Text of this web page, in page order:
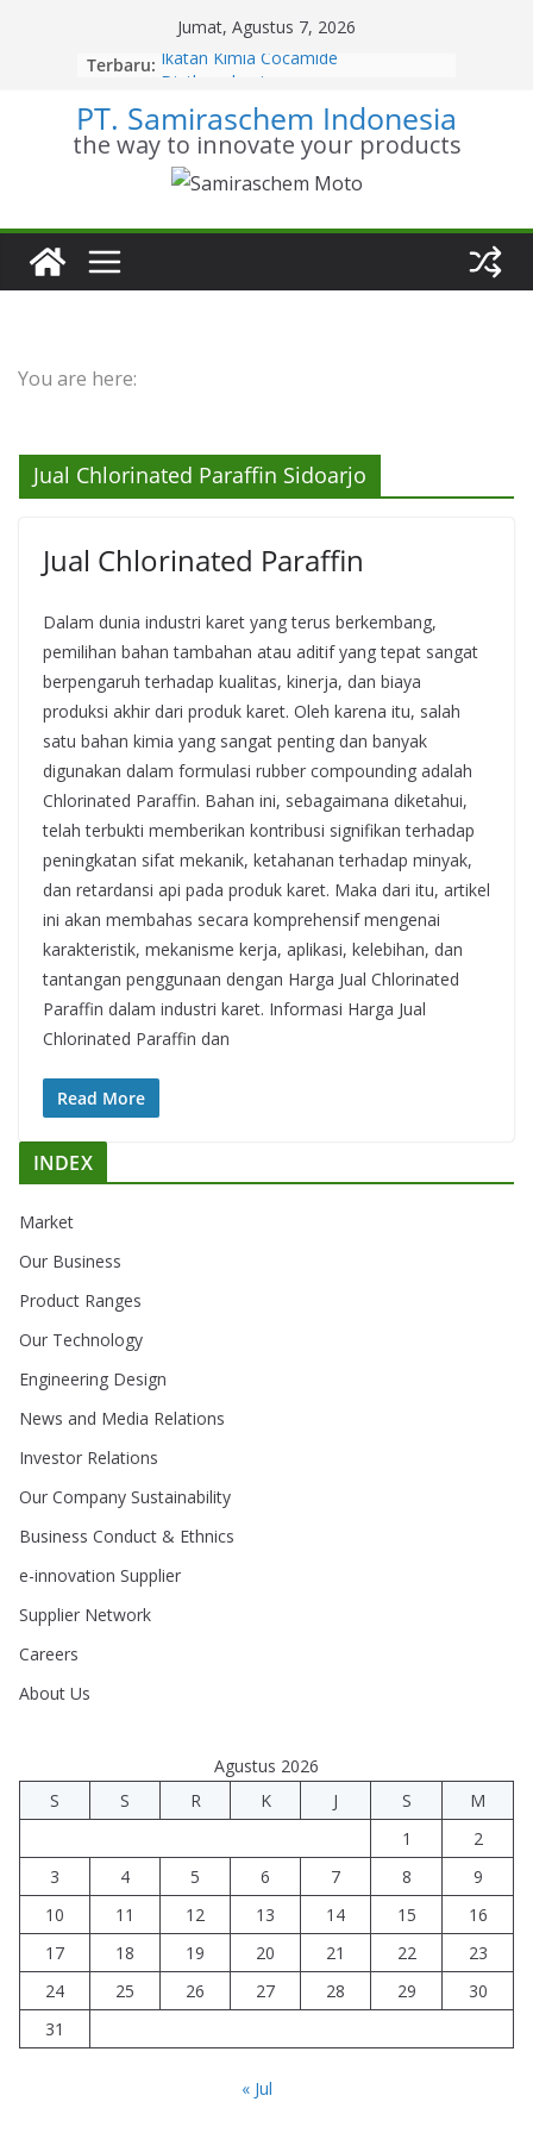
Jumat, Agustus 7, 2026
Terbaru: Ikatan Kimia Cocamide
Kesetimbangan Kimia Cocamide
Diethanolamine
Kinetika Kimia Cocamide
Diethanolamine
Diethanolamine
PT. Samiraschem Indonesia
the way to innovate your products
You are here:
Jual Chlorinated Paraffin Sidoarjo
Jual Chlorinated Paraffin
Dalam dunia industri karet yang terus berkembang,
pemilihan bahan tambahan atau aditif yang tepat sangat
berpengaruh terhadap kualitas, kinerja, dan biaya
produksi akhir dari produk karet. Oleh karena itu, salah
satu bahan kimia yang sangat penting dan banyak
digunakan dalam formulasi rubber compounding adalah
Chlorinated Paraffin. Bahan ini, sebagaimana diketahui,
telah terbukti memberikan kontribusi signifikan terhadap
peningkatan sifat mekanik, ketahanan terhadap minyak,
dan retardansi api pada produk karet. Maka dari itu, artikel
ini akan membahas secara komprehensif mengenai
karakteristik, mekanisme kerja, aplikasi, kelebihan, dan
tantangan penggunaan dengan Harga Jual Chlorinated
Paraffin dalam industri karet. Informasi Harga Jual
Chlorinated Paraffin dan
Read More
INDEX
Market
Our Business
Product Ranges
Our Technology
Engineering Design
News and Media Relations
Investor Relations
Our Company Sustainability
Business Conduct & Ethnics
e-innovation Supplier
Supplier Network
Careers
About Us
Agustus 2026
S
S R K J S
M
1
2
3
4 5 6 7 8
9
10
11 12 13 14 15
16
17
18 19 20 21 22
23
24
25 26 27 28 29
30
31
« Jul